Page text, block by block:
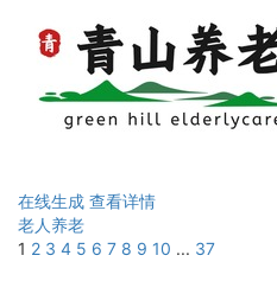
在线生成 查看详情
老人养老
1 2 3 4 5 6 7 8 9 10 ... 37